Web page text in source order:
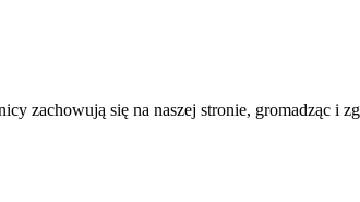
zachowują się na naszej stronie, gromadząc i